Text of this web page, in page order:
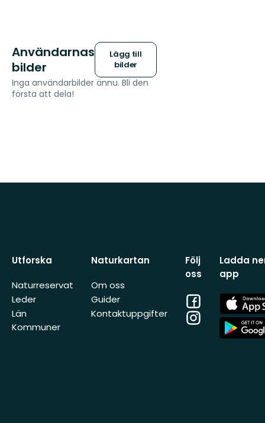
Användarnas
bilder
Lägg till
bilder
Inga användarbilder ännu. Bli den
första att dela!
Utforska
Naturreservat
Leder
Län
Kommuner
Naturkartan
Om oss
Guider
Kontaktuppgifter
Följ
oss
Facebook
Instagram
Ladda
app
App
Store
App
Store